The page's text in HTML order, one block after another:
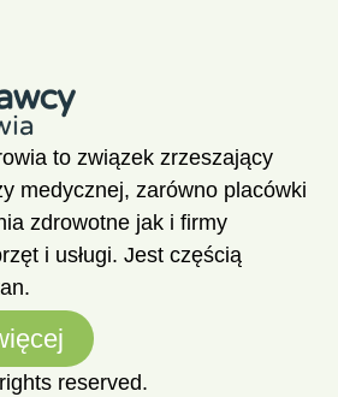
to związek zrzeszający
medycznej, zarówno placówki
zdrowotne jak i firmy
i usługi. Jest częścią
reserved.